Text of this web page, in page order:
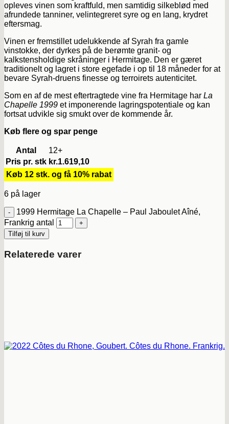
opleves vinen som kraftfuld, men samtidig silkeblød med
afrundede tanniner, velintegreret syre og en lang, krydret
eftersmag.
Vinen er fremstillet udelukkende af Syrah fra gamle
vinstokke, der dyrkes på de berømte granit- og
kalkstensholdige skråninger i Hermitage. Den er gæret
traditionelt og lagret i store egefade i op til 18 måneder for at
bevare Syrah-druens finesse og terroirets autenticitet.
Som en af de mest eftertragtede vine fra Hermitage har La
Chapelle 1999 et imponerende lagringspotentiale og kan
fortsat udvikle sig smukt over de kommende år.
Køb flere og spar penge
Antal
12+
Pris pr. stk kr.1.619,10
Køb 12 stk. og få 10% rabat
6 på lager
1999 Hermitage La Chapelle – Paul Jaboulet Aîné,
Frankrig antal
Tilføj til kurv
Relaterede varer